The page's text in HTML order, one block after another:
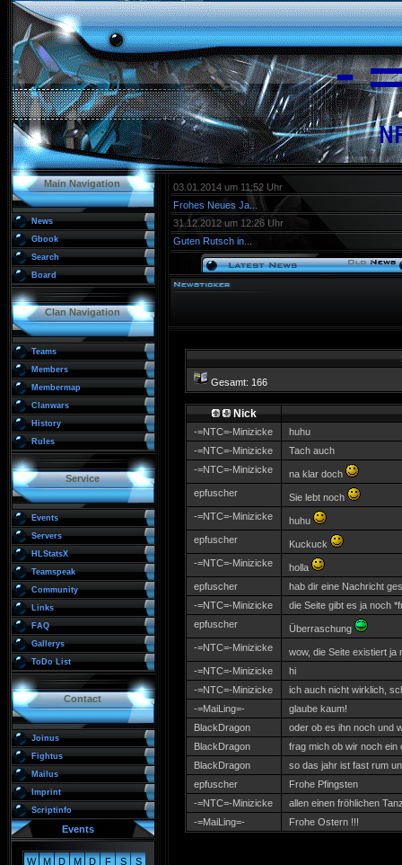
Main Navigation
News
Gbook
Search
Board
Clan Navigation
Teams
Members
Membermap
Clanwars
History
Rules
Service
Events
Servers
HLStatsX
Teamspeak
Community
Links
FAQ
Gallerys
ToDo List
Contact
Joinus
Fightus
Mailus
Imprint
Scriptinfo
Events
W M D M D F S
S
03.01.2014 um 11:52 Uhr
Frohes Neues Ja...
31.12.2012 um 12:26 Uhr
Guten Rutsch in...
Gesamt: 166
Nick
-=NTC=-Minizicke
huhu
-=NTC=-Minizicke
Tach auch
-=NTC=-Minizicke
na klar doch
epfuscher
Sie lebt noch
-=NTC=-Minizicke
huhu
epfuscher
Kuckuck
-=NTC=-Minizicke
holla
epfuscher
hab dir eine Nachricht
-=NTC=-Minizicke
die Seite gibt es ja noch
epfuscher
Überraschung
-=NTC=-Minizicke
wow, die Seite existiert
-=NTC=-Minizicke
hi
-=NTC=-Minizicke
ich auch nicht wirklich,
-=MaiLing=-
glaube kaum!
BlackDragon
oder ob es ihn noch und
BlackDragon
frag mich ob wir noch ein
BlackDragon
so das jahr ist fast rum
epfuscher
Frohe Pfingsten
-=NTC=-Minizicke
allen einen fröhlichen
-=MaiLing=-
Frohe Ostern !!!